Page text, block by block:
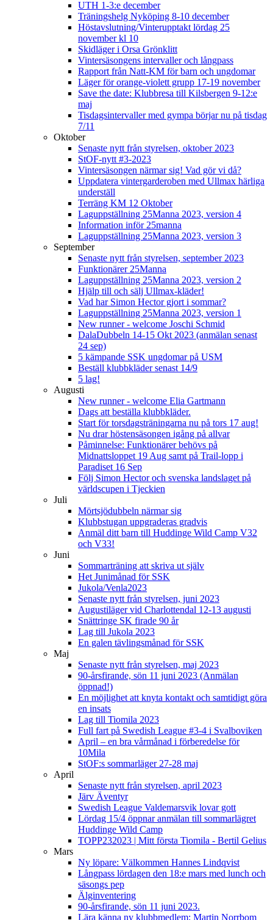
UTH 1-3:e december
Träningshelg Nyköping 8-10 december
Höstavslutning/Vinterupptakt lördag 25
november kl 10
Skidläger i Orsa Grönklitt
Vintersäsongens intervaller och långpass
Rapport från Natt-KM för barn och ungdomar
Läger för orange-violett grupp 17-19 november
Save the date: Klubbresa till Kilsbergen 9-12:e
maj
Tisdagsintervaller med gympa börjar nu på tisdag
7/11
Oktober
Senaste nytt från styrelsen, oktober 2023
StOF-nytt #3-2023
Vintersäsongen närmar sig! Vad gör vi då?
Uppdatera vintergarderoben med Ullmax härliga
underställ
Terräng KM 12 Oktober
Laguppställning 25Manna 2023, version 4
Information inför 25manna
Laguppställning 25Manna 2023, version 3
September
Senaste nytt från styrelsen, september 2023
Funktionärer 25Manna
Laguppställning 25Manna 2023, version 2
Hjälp till och sälj Ullmax-kläder!
Vad har Simon Hector gjort i sommar?
Laguppställning 25Manna 2023, version 1
New runner - welcome Joschi Schmid
DalaDubbeln 14-15 Okt 2023 (anmälan senast
24 sep)
5 kämpande SSK ungdomar på USM
Beställ klubbkläder senast 14/9
5 lag!
Augusti
New runner - welcome Elia Gartmann
Dags att beställa klubbkläder.
Start för torsdagsträningarna nu på tors 17 aug!
Nu drar höstensäsongen igång på allvar
Påminnelse: Funktionärer behövs på
Midnattsloppet 19 Aug samt på Trail-lopp i
Paradiset 16 Sep
Följ Simon Hector och svenska landslaget på
världscupen i Tjeckien
Juli
Mörtsjödubbeln närmar sig
Klubbstugan uppgraderas gradvis
Anmäl ditt barn till Huddinge Wild Camp V32
och V33!
Juni
Sommarträning att skriva ut själv
Het Junimånad för SSK
Jukola/Venla2023
Senaste nytt från styrelsen, juni 2023
Augustiläger vid Charlottendal 12-13 augusti
Snättringe SK firade 90 år
Lag till Jukola 2023
En galen tävlingsmånad för SSK
Maj
Senaste nytt från styrelsen, maj 2023
90-årsfirande, sön 11 juni 2023 (Anmälan
öppnad!)
En möjlighet att knyta kontakt och samtidigt göra
en insats
Lag till Tiomila 2023
Full fart på Swedish League #3-4 i Svalboviken
April – en bra vårmånad i förberedelse för
10Mila
StOF:s sommarläger 27-28 maj
April
Senaste nytt från styrelsen, april 2023
Järv Äventyr
Swedish League Valdemarsvik lovar gott
Lördag 15/4 öppnar anmälan till sommarlägret
Huddinge Wild Camp
TOPP232023 | Mitt första Tiomila - Bertil Gelius
Mars
Ny löpare: Välkommen Hannes Lindqvist
Långpass lördagen den 18:e mars med lunch och
säsongs pep
Älginventering
90-årsfirande, sön 11 juni 2023.
Lära känna ny klubbmedlem: Martin Norrbom